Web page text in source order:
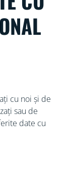
cu noi și de
sau de
date cu